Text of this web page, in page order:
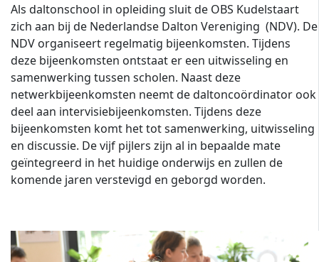
Als daltonschool in opleiding sluit de OBS Kudelstaart
zich aan bij de Nederlandse Dalton Vereniging (NDV). De
NDV organiseert regelmatig bijeenkomsten. Tijdens
deze bijeenkomsten ontstaat er een uitwisseling en
samenwerking tussen scholen. Naast deze
netwerkbijeenkomsten neemt de daltoncoördinator ook
deel aan intervisiebijeenkomsten. Tijdens deze
bijeenkomsten komt het tot samenwerking, uitwisseling
en discussie. De vijf pijlers zijn al in bepaalde mate
geïntegreerd in het huidige onderwijs en zullen de
komende jaren verstevigd en geborgd worden.